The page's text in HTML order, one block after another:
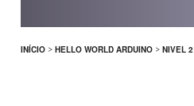
INÍCIO > HELLO WORLD ARDUINO > NIVEL 2